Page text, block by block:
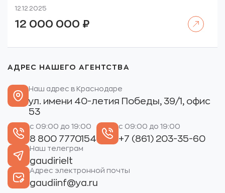
12.12.2025
12 000 000 ₽
АДРЕС НАШЕГО АГЕНТСТВА
Наш адрес в Краснодаре
ул. имени 40-летия Победы, 39/1, офис
53
с 09:00 до 19:00
8 800 7770154
с 09:00 до 19:00
+7 (861) 203-35-60
Наш телеграм
gaudirielt
Адрес электронной почты
gaudiinf@ya.ru